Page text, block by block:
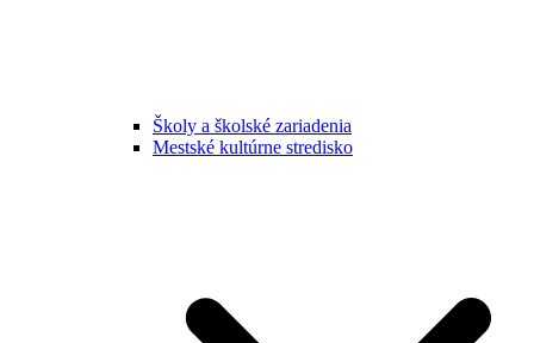
Školy a školské zariadenia
Mestské kultúrne stredisko